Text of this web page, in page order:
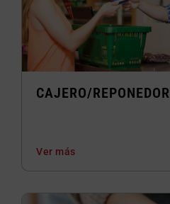
CAJERO/REPONEDOR
Ver más